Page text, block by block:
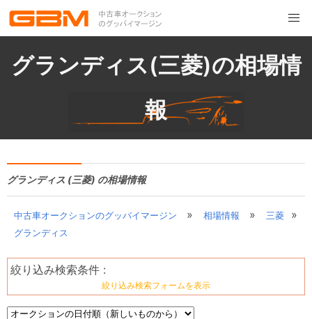
グランディス(三菱)の相場情
報
グランディス (三菱) の相場情報
中古車オークションのグッバイマージン » 相場情報 » 三菱 »
グランディス
絞り込み検索条件 :
絞り込み検索フォームを表示